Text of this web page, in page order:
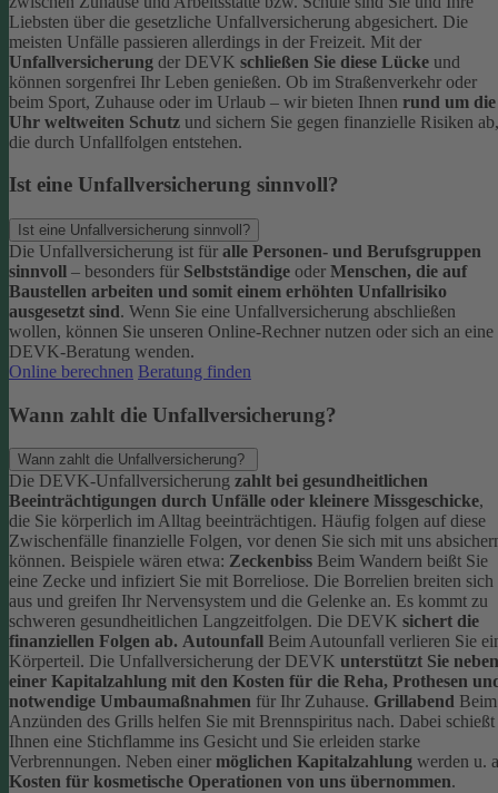
Liebsten über die gesetzliche Unfallversicherung abgesichert. Die
meisten Unfälle passieren allerdings in der Freizeit. Mit der
Unfallversicherung der DEVK schließen Sie diese Lücke und
können sorgenfrei Ihr Leben genießen. Ob im Straßenverkehr oder
beim Sport, Zuhause oder im Urlaub – wir bieten Ihnen rund um die
Uhr weltweiten Schutz und sichern Sie gegen finanzielle Risiken ab,
die durch Unfallfolgen entstehen.
Ist eine Unfallversicherung sinnvoll?
Ist eine Unfallversicherung sinnvoll?
Die Unfallversicherung ist für alle Personen- und Berufsgruppen
sinnvoll – besonders für Selbstständige oder Menschen, die auf
Baustellen arbeiten und somit einem erhöhten Unfallrisiko
ausgesetzt sind. Wenn Sie eine Unfallversicherung abschließen
wollen, können Sie unseren Online-Rechner nutzen oder sich an eine
DEVK-Beratung wenden.
Online berechnen Beratung finden
Wann zahlt die Unfallversicherung?
Wann zahlt die Unfallversicherung?
Die DEVK-Unfallversicherung zahlt bei gesundheitlichen
Beeinträchtigungen durch Unfälle oder kleinere Missgeschicke,
die Sie körperlich im Alltag beeinträchtigen. Häufig folgen auf diese
Zwischenfälle finanzielle Folgen, vor denen Sie sich mit uns
können. Beispiele wären etwa: Zeckenbiss Beim Wandern beißt Sie
eine Zecke und infiziert Sie mit Borreliose. Die Borrelien breiten sich
aus und greifen Ihr Nervensystem und die Gelenke an. Es kommt zu
schweren gesundheitlichen Langzeitfolgen. Die DEVK sichert die
finanziellen Folgen ab. Autounfall Beim Autounfall verlieren Sie
Körperteil. Die Unfallversicherung der DEVK unterstützt Sie neben
einer Kapitalzahlung mit den Kosten für die Reha, Prothesen
notwendige Umbaumaßnahmen für Ihr Zuhause. Grillabend Beim
Anzünden des Grills helfen Sie mit Brennspiritus nach. Dabei schießt
Ihnen eine Stichflamme ins Gesicht und Sie erleiden starke
Verbrennungen. Neben einer möglichen Kapitalzahlung werden u.
Kosten für kosmetische Operationen von uns übernommen.